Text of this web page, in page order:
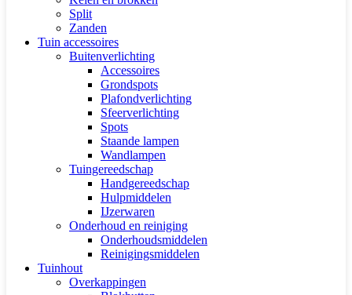
Split
Zanden
Tuin accessoires
Buitenverlichting
Accessoires
Grondspots
Plafondverlichting
Sfeerverlichting
Spots
Staande lampen
Wandlampen
Tuingereedschap
Handgereedschap
Hulpmiddelen
IJzerwaren
Onderhoud en reiniging
Onderhoudsmiddelen
Reinigingsmiddelen
Tuinhout
Overkappingen